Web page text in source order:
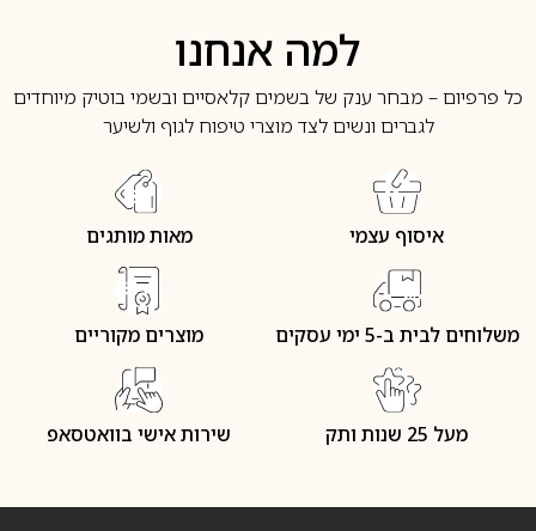
למה אנחנו
כל פרפיום – מבחר ענק של בשמים קלאסיים ובשמי בוטיק מיוחדים
לגברים ונשים לצד מוצרי טיפוח לגוף ולשיער
איסוף עצמי מאות מותגים
משלוחים לבית ב-5 ימי עסקים מוצרים מקוריים
מעל 25 שנות ותק שירות אישי בוואטסאפ